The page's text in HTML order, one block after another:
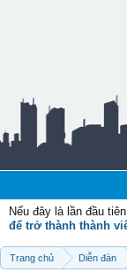
Nếu đây là lần đầu
để trở thành thành
Trang chủ Diễn đàn